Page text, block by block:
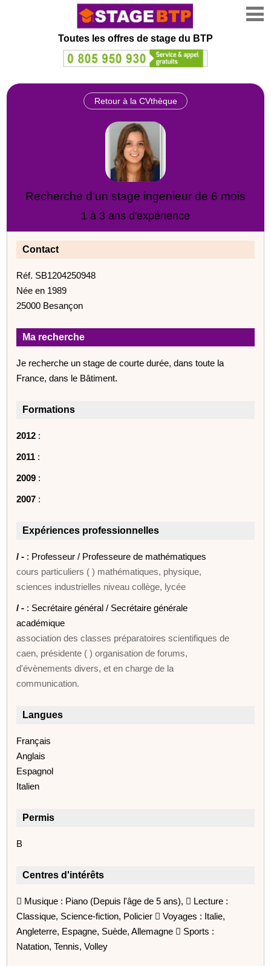
Toutes les offres de stage du BTP
Retour à la CVthèque
Recherche d'un stage ingenieur de 6 mois
1 à 3 ans d'expérience
Contact
Réf. SB1204250948
Née en 1989
25000 Besançon
Ma recherche
Je recherche un stage de courte durée, dans toute la
France, dans le Bâtiment.
Formations
2012 :
2011 :
2009 :
2007 :
Expériences professionnelles
/ - : Professeur / Professeure de mathématiques
cours particuliers ( ) mathématiques, physique,
sciences industrielles niveau collège, lycée
/ - : Secrétaire général / Secrétaire générale
académique
association des classes préparatoires scientifiques de
caen, présidente ( ) organisation de forums,
d'évènements divers, et en charge de la
communication.
Langues
Français
Anglais
Espagnol
Italien
Permis
B
Centres d'intérêts
 Musique : Piano (Depuis l'âge de 5 ans),  Lecture :
Classique, Science-fiction, Policier  Voyages : Italie,
Angleterre, Espagne, Suède, Allemagne  Sports :
Natation, Tennis, Volley